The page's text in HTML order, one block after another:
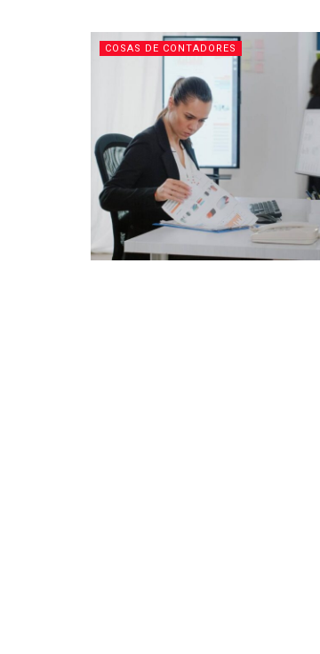
COSAS DE CONTADORES